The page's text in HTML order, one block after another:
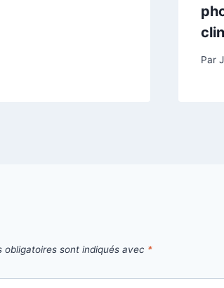
Par
obligatoires sont indiqués avec *